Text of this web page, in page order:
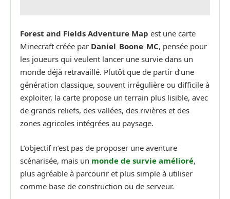
Forest and Fields Adventure Map est une carte
Minecraft créée par Daniel_Boone_MC, pensée pour
les joueurs qui veulent lancer une survie dans un
monde déjà retravaillé. Plutôt que de partir d’une
génération classique, souvent irrégulière ou difficile à
exploiter, la carte propose un terrain plus lisible, avec
de grands reliefs, des vallées, des rivières et des
zones agricoles intégrées au paysage.
L’objectif n’est pas de proposer une aventure
scénarisée, mais un monde de survie amélioré,
plus agréable à parcourir et plus simple à utiliser
comme base de construction ou de serveur.